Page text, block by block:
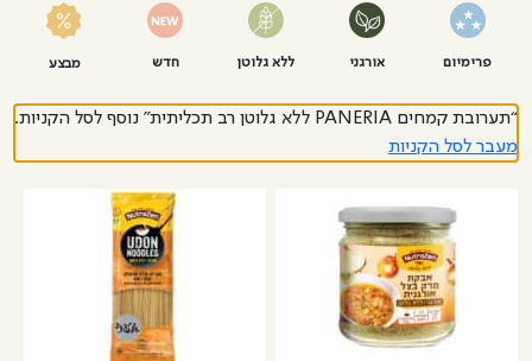
פרימיום אורגני ללא גלוטן חדש מבצע
“תערובת קמחים PANERIA ללא גלוטן רב תכליתית” נוסף לסל הקניות.
מעבר לסל הקניות